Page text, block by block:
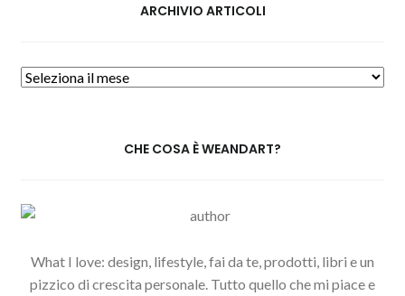
ARCHIVIO ARTICOLI
Archivio
CHE COSA È WEANDART?
What I love: design, lifestyle, fai da te, prodotti, libri e un
pizzico di crescita personale. Tutto quello che mi piace e